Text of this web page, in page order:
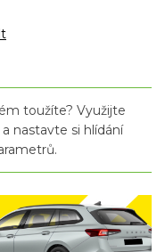
toužíte? Využijte
a nastavte si hlídání